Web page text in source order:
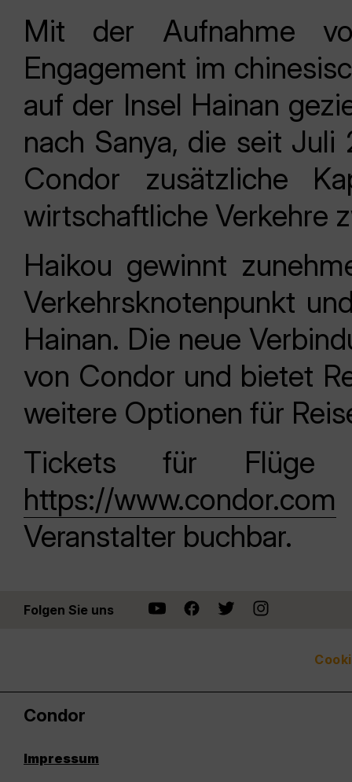
Mit der Aufnahme
Engagement im
auf der Insel Hainan
nach Sanya, die seit
Condor zusätzliche
wirtschaftliche Verkehre
Haikou gewinnt
Verkehrsknotenpunkt
Hainan. Die neue
von Condor und bietet
weitere Optionen für
Tickets für Flüge
https://www.condor.com
Veranstalter buchbar.
Folgen Sie uns
Condor
Impressum